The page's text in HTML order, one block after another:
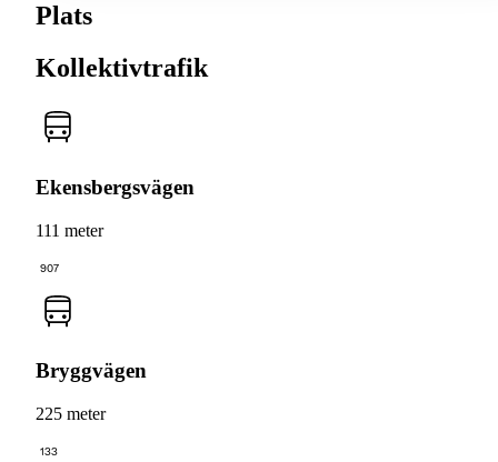
Plats
Kollektivtrafik
Ekensbergsvägen
111 meter
907
Bryggvägen
225 meter
133